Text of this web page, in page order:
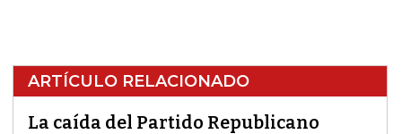
ARTÍCULO RELACIONADO
La caída del Partido Republicano